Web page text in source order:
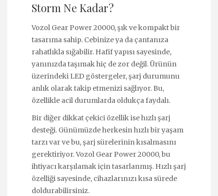
Storm Ne Kadar?
Vozol Gear Power 20000, şık ve kompakt bir
tasarıma sahip. Cebinize ya da çantanıza
rahatlıkla sığabilir. Hafif yapısı sayesinde,
yanınızda taşımak hiç de zor değil. Ürünün
üzerindeki LED göstergeler, şarj durumunu
anlık olarak takip etmenizi sağlıyor. Bu,
özellikle acil durumlarda oldukça faydalı.
Bir diğer dikkat çekici özellik ise hızlı şarj
desteği. Günümüzde herkesin hızlı bir yaşam
tarzı var ve bu, şarj sürelerinin kısalmasını
gerektiriyor. Vozol Gear Power 20000, bu
ihtiyacı karşılamak için tasarlanmış. Hızlı şarj
özelliği sayesinde, cihazlarınızı kısa sürede
doldurabilirsiniz.